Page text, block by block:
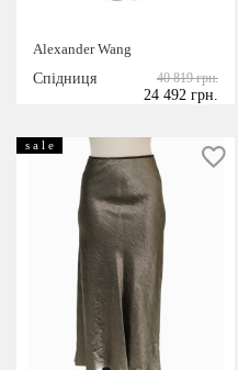
Alexander Wang
Спідниця
40 819 грн.
24 492 грн.
s a l e